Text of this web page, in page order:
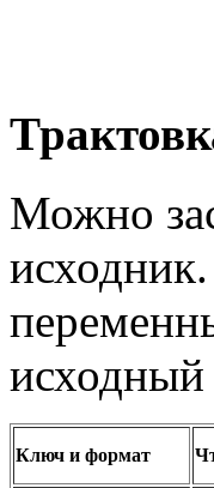
Можно
исходный
Ключ и формат